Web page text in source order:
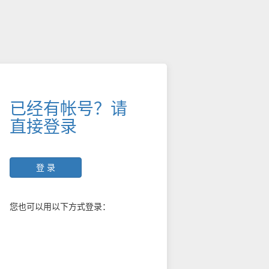
已经有帐号？请
直接登录
登 录
您也可以用以下方式登录：